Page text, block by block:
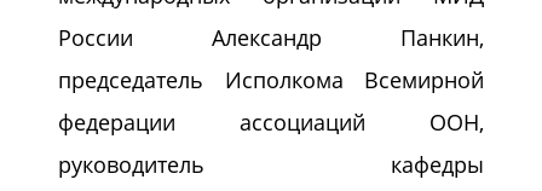
России Александр Панкин,
председатель Исполкома Всемирной
федерации ассоциаций ООН,
руководитель кафедры